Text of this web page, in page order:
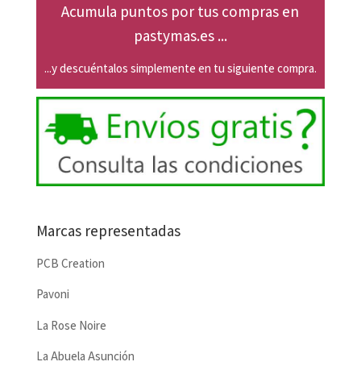
Acumula puntos por tus compras en
pastymas.es ...
...y descuéntalos simplemente en tu siguiente compra.
Marcas representadas
PCB Creation
Pavoni
La Rose Noire
La Abuela Asunción